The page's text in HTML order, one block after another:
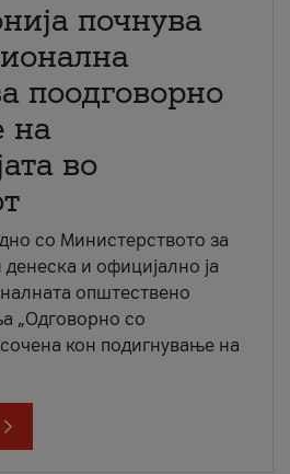
почнува
поодговорно
на
во
со Министерството за
и официјално ја
општествено
„Одговорно со
кон подигнување на